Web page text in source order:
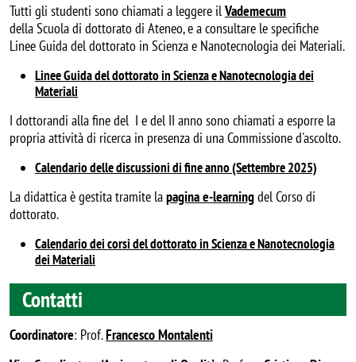
Tutti gli studenti sono chiamati a leggere ilVademecum
della Scuola di dottorato di Ateneo, e a consultare le specifiche
Linee Guida del dottorato in Scienza e Nanotecnologia dei Materiali.
Linee Guida del dottorato in Scienza e Nanotecnologia dei
Materiali
I dottorandi alla fine del I e del II anno sono chiamati a esporre la
propria attività di ricerca in presenza di una Commissione d'ascolto.
Calendario delle discussioni di fine anno (Settembre 2025)
La didattica è gestita tramite lapagina e-learningdel Corso di
dottorato.
Calendario dei corsi del dottorato in Scienza e Nanotecnologia
dei Materiali
Contatti
Coordinatore: Prof.Francesco Montalenti